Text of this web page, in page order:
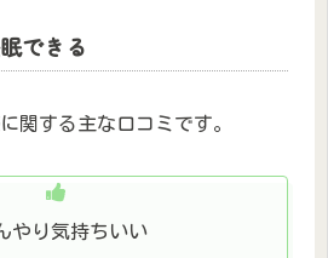
できる
関する主な口コミです。
やり気持ちいい